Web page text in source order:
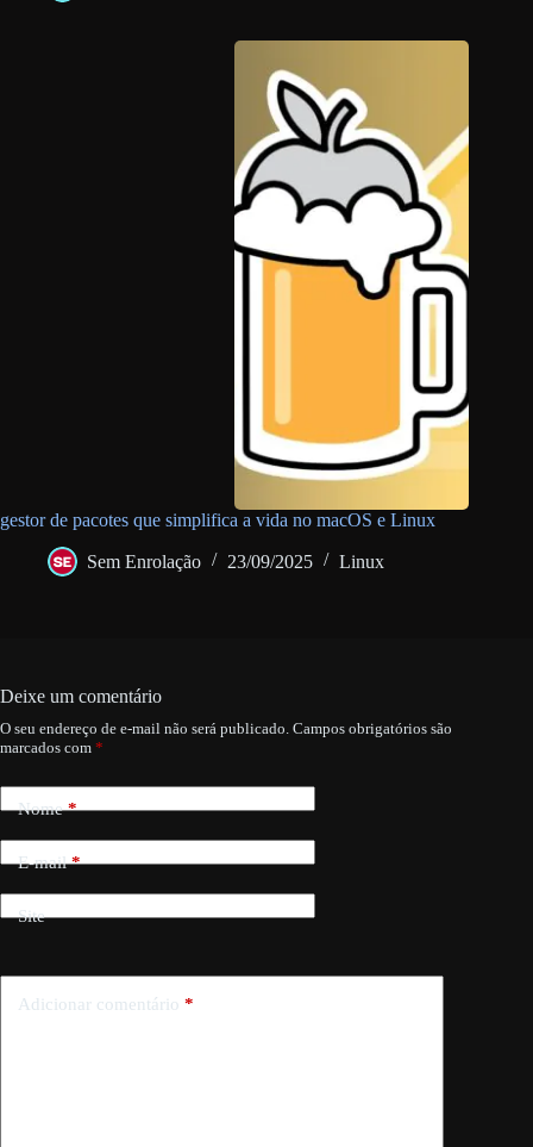
gestor de pacotes que simplifica a vida no macOS e Linux
Sem Enrolação 23/09/2025 Linux
Deixe um comentário
O seu endereço de e-mail não será publicado. Campos obrigatórios são
marcados com *
Nome*
E-mail*
Site
Adicionar comentário *